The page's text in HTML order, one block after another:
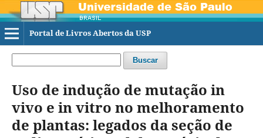
Portal de Livros Abertos da USP
Buscar
Uso de indução de mutação in
vivo e in vitro no melhoramento
de plantas: legados da seção de